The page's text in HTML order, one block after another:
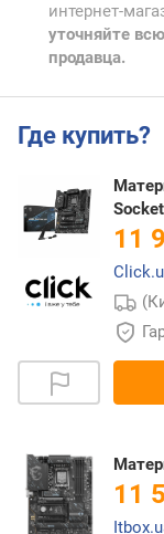
интернет-
уточняйте
продавца.
Где купить?
11
11